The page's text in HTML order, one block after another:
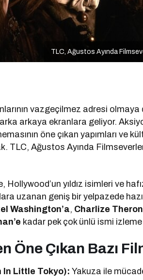
TLC, Ağustos Ayında
vazgeçilmez adresi
arkaya ekranlara geliyor.
öne çıkan yapımları ve
TLC, Ağustos Ayında
yıldız isimleri ve
uzanan geniş bir yelpazede
Washington’a, Charlize
kadar pek çok ünlü ismi izleme
Çıkan Bazı
In Little Tokyo): Yakuza ile